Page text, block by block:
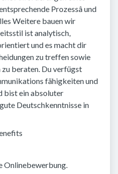
Prozessâ und
Weitere bauen wir
ist analytisch,
und es macht dir
zu treffen sowie
beraten. Du verfügst
fähigkeiten und
bist ein absoluter
Deutschkenntnisse in
Onlinebewerbung.